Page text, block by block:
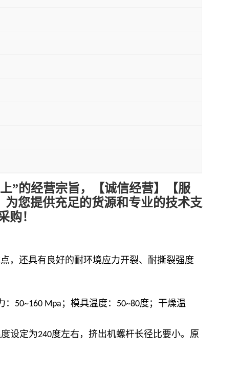
”的经营宗旨，【诚信经营】【服
您提供充足的货源和专业的技术支
购！
，还具有良好的耐环境应力开裂、耐撕裂强度
50~160 Mpa ；模具温度： 50~80度；干燥温
设定为240度左右，挤出机螺杆长径比要小。原